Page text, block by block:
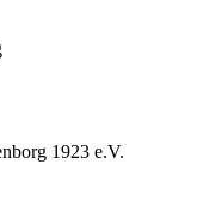
1923 e.V.